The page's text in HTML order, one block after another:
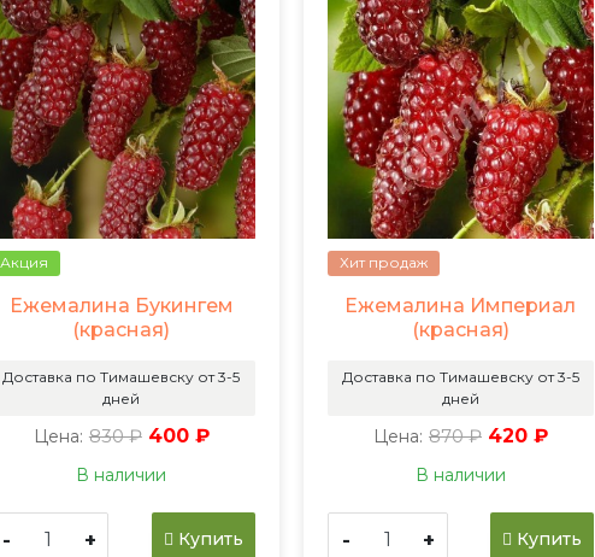
Акция
Ежемалина Букингем
(красная)
Доставка по Тимашевску от 3-5
дней
Цена: 830 ₽ 400 ₽
В наличии
- + Купить
Хит продаж
Ежемалина Империал
(красная)
Доставка по Тимашевску от 3-5
дней
Цена: 870 ₽ 420 ₽
В наличии
- + Купить